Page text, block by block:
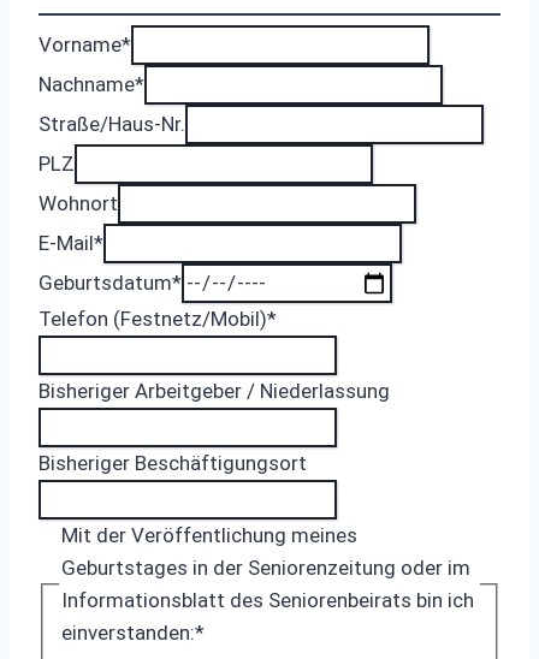
Vorname*
Nachname*
Straße/Haus-Nr.
PLZ
Wohnort
E-Mail*
Geburtsdatum*
Telefon (Festnetz/Mobil)*
Bisheriger Arbeitgeber / Niederlassung
Bisheriger Beschäftigungsort
Mit der Veröffentlichung meines
Geburtstages in der Seniorenzeitung oder im
Informationsblatt des Seniorenbeirats bin ich
einverstanden:*